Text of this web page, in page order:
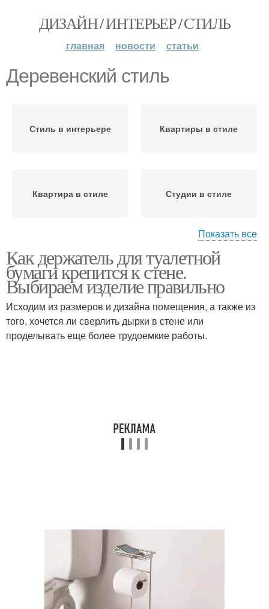
ДИЗАЙН / ИНТЕРЬЕР / СТИЛЬ
главная новости статьи
Деревенский стиль
Стиль в интерьере Квартиры в стиле
Квартира в стиле Студии в стиле
Интерьер в стиле
Показать все
Как держатель для туалетной
бумаги крепится к стене.
Выбираем изделие правильно
Исходим из размеров и дизайна помещения, а также из
того, хочется ли сверлить дырки в стене или
проделывать еще более трудоемкие работы.